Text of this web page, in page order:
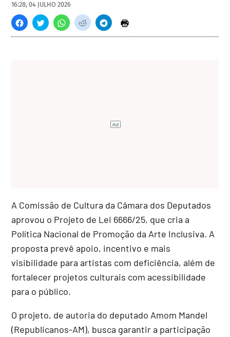
16:28, 04 JULHO 2026
A Comissão de Cultura da Câmara dos Deputados
aprovou o Projeto de Lei 6666/25, que cria a
Política Nacional de Promoção da Arte Inclusiva. A
proposta prevê apoio, incentivo e mais
visibilidade para artistas com deficiência, além de
fortalecer projetos culturais com acessibilidade
para o público.
O projeto, de autoria do deputado Amom Mandel
(Republicanos-AM), busca garantir a participação